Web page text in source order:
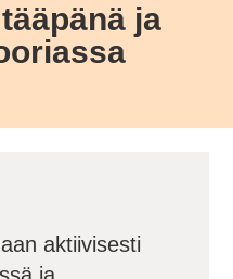
ja
aktiivisesti
ja